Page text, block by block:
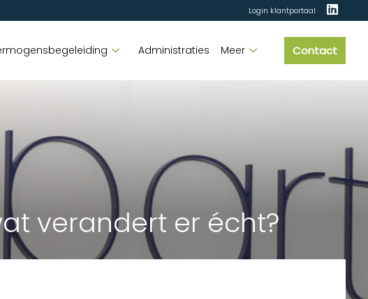
Login klantportaal
Administraties Meer Contact
verandert er écht?